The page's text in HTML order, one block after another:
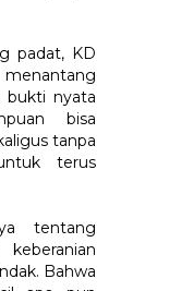
padat, KD
bukti nyata
bisa
tanpa
terus
tentang
Bahwa